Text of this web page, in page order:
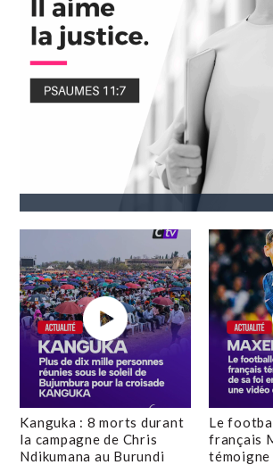
Kanguka : 8 morts durant
la campagne de Chris
Ndikumana au Burundi
Le
français
témoigne